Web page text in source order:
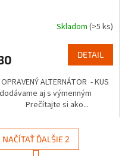
Skladom (>5 ks)
DETAIL
ALTERNÁTOR - KUS
aj s výmenným
Prečítajte si ako...
NAČÍTAŤ ĎALŠIE 2